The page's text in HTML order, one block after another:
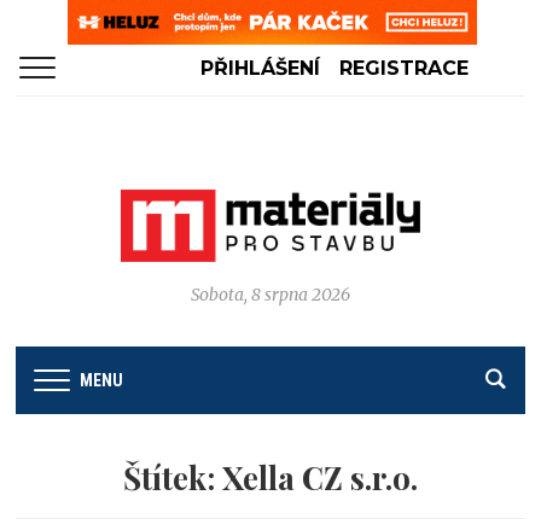
PŘIHLÁŠENÍ REGISTRACE
Sobota, 8 srpna 2026
MENU
Štítek: Xella CZ s.r.o.